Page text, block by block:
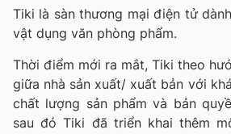
Tiki là sàn thương mại điện tử
vật dụng văn phòng phẩm.
Thời điểm mới ra mắt, Tiki theo
giữa nhà sản xuất/ xuất bản với
chất lượng sản phẩm và bản
sau đó Tiki đã triển khai thêm